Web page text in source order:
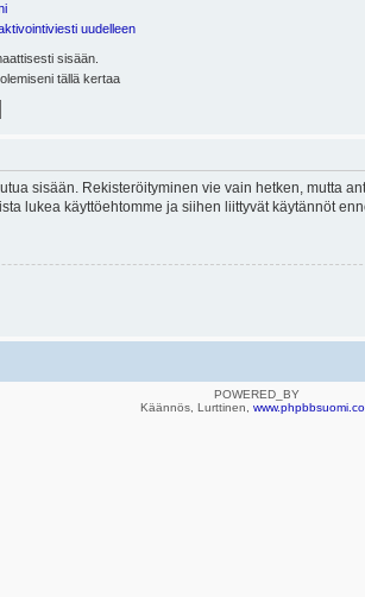
uudelleen
sisään.
tällä kertaa
sisään. Rekisteröityminen vie vain hetken, mutta
lukea käyttöehtomme ja siihen liittyvät käytännöt
POWERED_BY
Käännös, Lurttinen,